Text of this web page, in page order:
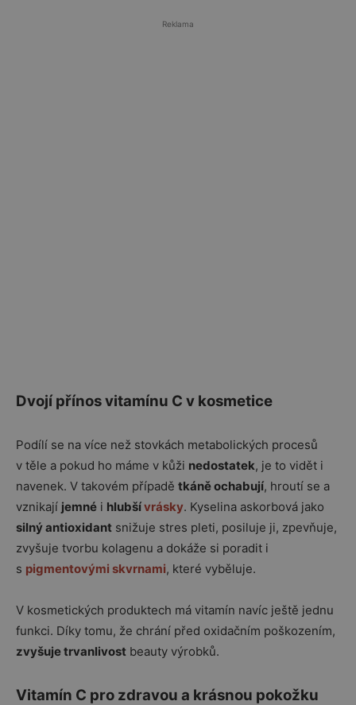
Reklama
Dvojí přínos vitamínu C v kosmetice
Podílí se na více než stovkách metabolických procesů
v těle a pokud ho máme v kůži nedostatek, je to vidět i
navenek. V takovém případě tkáně ochabují, hroutí se a
vznikají jemné i hlubšívrásky. Kyselina askorbová jako
silný antioxidant snižuje stres pleti, posiluje ji, zpevňuje,
zvyšuje tvorbu kolagenu a dokáže si poradit i
s pigmentovými skvrnami, které vyběluje.
V kosmetických produktech má vitamín navíc ještě jednu
funkci. Díky tomu, že chrání před oxidačním poškozením,
zvyšuje trvanlivost beauty výrobků.
Vitamín C pro zdravou a krásnou pokožku